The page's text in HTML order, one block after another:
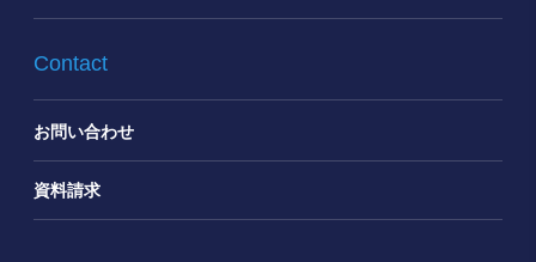
Contact
お問い合わせ
資料請求